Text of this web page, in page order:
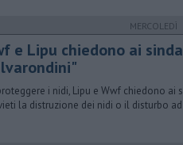
MERCOLEDÌ
e Lipu chiedono ai
i nidi, Lipu e Wwf chiedono ai
la distruzione dei nidi o il disturbo